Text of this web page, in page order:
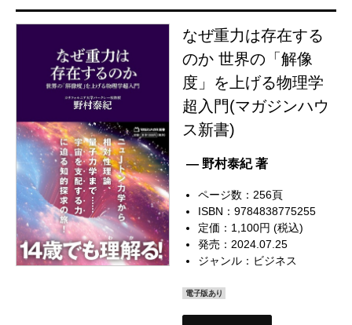
なぜ重力は存在する
のか 世界の「解像
度」を上げる物理学
超入門(マガジンハウ
ス新書)
— 野村泰紀 著
ページ数：256頁
ISBN：9784838775255
定価：1,100円 (税込)
発売：2024.07.25
ジャンル： ビジネス
電子版あり